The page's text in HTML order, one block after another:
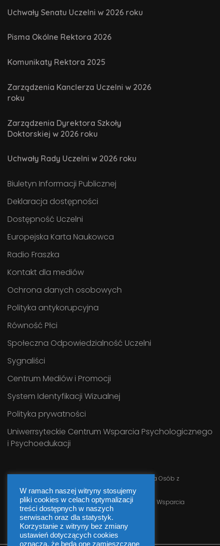
Uchwały Senatu Uczelni w 2026 roku
Pisma Okólne Rektora 2026
Komunikaty Rektora 2025
Zarządzenia Kanclerza Uczelni w 2026
roku
Zarządzenia Dyrektora Szkoły
Doktorskiej w 2026 roku
Uchwały Rady Uczelni w 2026 roku
Biuletyn Informacji Publicznej
Deklaracja dostępności
Dostępność Uczelni
Europejska Karta Naukowca
Radio Fraszka
Kontakt dla mediów
Ochrona danych osobowych
Polityka antykorupcyjna
Równość Płci
Społeczna Odpowiedzialność Uczelni
Sygnaliści
Centrum Mediów i Promocji
System Identyfikacji Wizualnej
Polityka prywatności
Uniwerrsyteckie Centrum Wsparcia Psychologicznego
i Psychoedukacji
Uniwersyteckie Centrum Wsparcia Osób z
Niepełnosprawnościami UJK
WebmasterInformatyk Uniwersyteckiego Centrum Wsparcia
W ramach naszej witryny stosujemy
pliki cookies w celach optymalizacji
treści dostępnych w naszych
serwisach oraz dla statystyk.
Korzystanie z witryny bez zmiany
ustawień dotyczących cookies
oznacza, że będą one zamieszczane